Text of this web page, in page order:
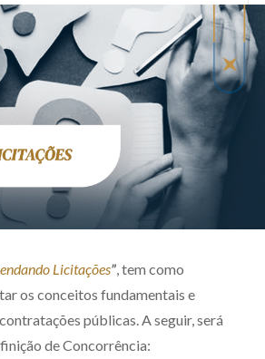
Encarregado (contato)
e serviços
Zênite Play
por Escrito
Mentoria Zênite
Capacitação
Licitações” , tem como
os conceitos fundamentais e
públicas. A seguir, será
de Concorrência: